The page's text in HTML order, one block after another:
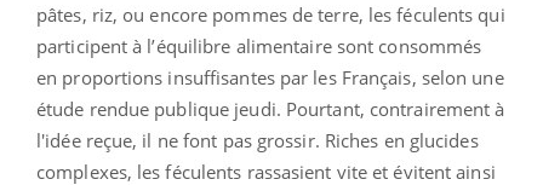
pâtes, riz, ou encore pommes de terre, les féculents qui
participent à l’équilibre alimentaire sont consommés
en proportions insuffisantes par les Français, selon une
étude rendue publique jeudi. Pourtant, contrairement à
l'idée reçue, il ne font pas grossir. Riches en glucides
complexes, les féculents rassasient vite et évitent ainsi